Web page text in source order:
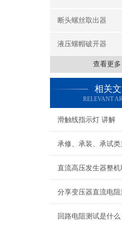
断头螺丝取出器
液压螺帽破开器
查看更多
相关
RELEVANT
滑触线指示灯 讲解
回路电阻测试是什么